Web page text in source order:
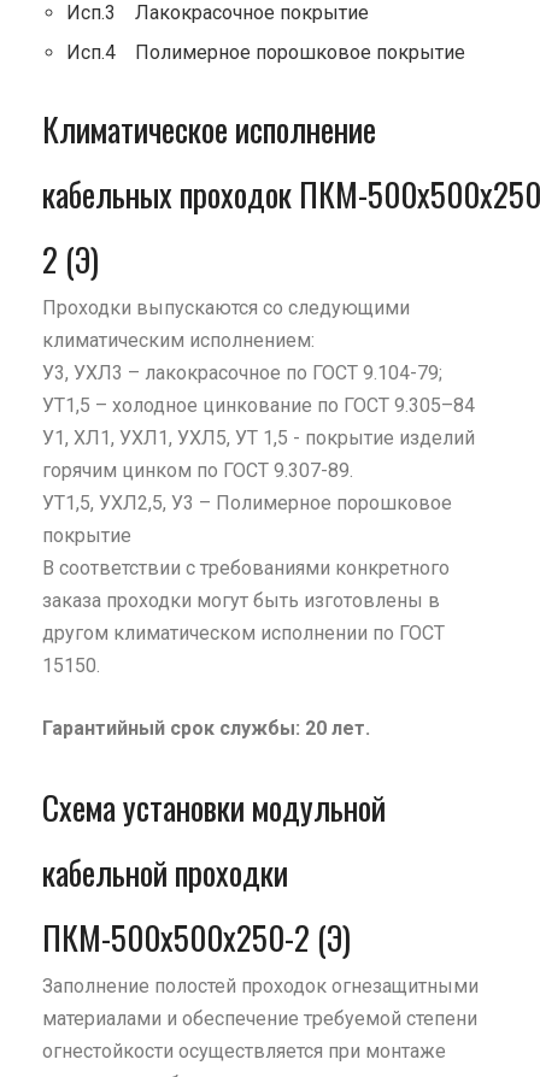
Исп.3 Лакокрасочное покрытие
Исп.4 Полимерное порошковое покрытие
Климатическое исполнение
кабельных проходок ПКМ-
2 (Э)
Проходки выпускаются со следующими
климатическим исполнением:
У3, УХЛ3 – лакокрасочное по ГОСТ 9.104-79;
УТ1,5 – холодное цинкование по ГОСТ 9.305–84
У1, ХЛ1, УХЛ1, УХЛ5, УТ 1,5 - покрытие изделий
горячим цинком по ГОСТ 9.307-89.
УТ1,5, УХЛ2,5, У3 – Полимерное порошковое
покрытие
В соответствии с требованиями конкретного
заказа проходки могут быть изготовлены в
другом климатическом исполнении по ГОСТ
15150.
Гарантийный срок службы: 20 лет.
Схема установки модульной
кабельной проходки
ПКМ-500х500х250-2 (Э)
Заполнение полостей проходок огнезащитными
материалами и обеспечение требуемой степени
огнестойкости осуществляется при монтаже